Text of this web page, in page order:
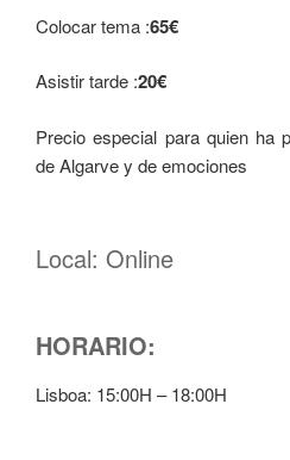
Colocar tema :65€
Asistir tarde :20€
Precio especial para quien ha
de Algarve y de emociones
Local: Online
HORARIO:
Lisboa: 15:00H – 18:00H